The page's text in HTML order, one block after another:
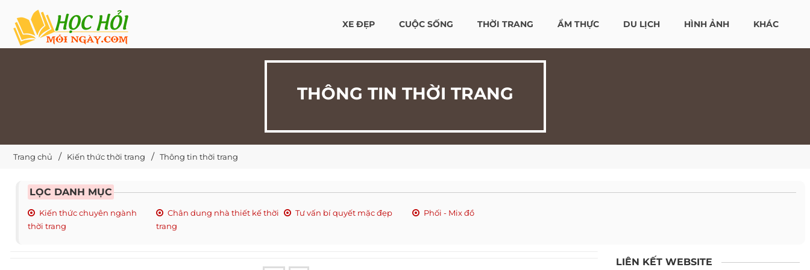
XE ĐẸP CUỘC SỐNG THỜI TRANG ẨM THỰC DU LỊCH HÌNH ẢNH KHÁC
THÔNG TIN THỜI TRANG
Trang chủ Kiến thức thời trang Thông tin thời trang
LỌC DANH MỤC
Kiến thức chuyên ngành
thời trang
Chân dung nhà thiết kế thời
trang
Tư vấn bí quyết mặc đẹp Phối - Mix đồ
LIÊN KẾT WEBSITE